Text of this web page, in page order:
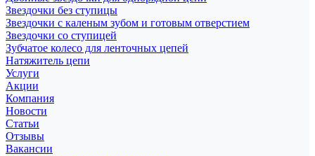
Звездочки без ступицы
Звездочки с каленым зубом и готовым отверстием
Звездочки со ступицей
Зубчатое колесо для ленточных цепей
Натяжитель цепи
Услуги
Акции
Компания
Новости
Статьи
Отзывы
Вакансии